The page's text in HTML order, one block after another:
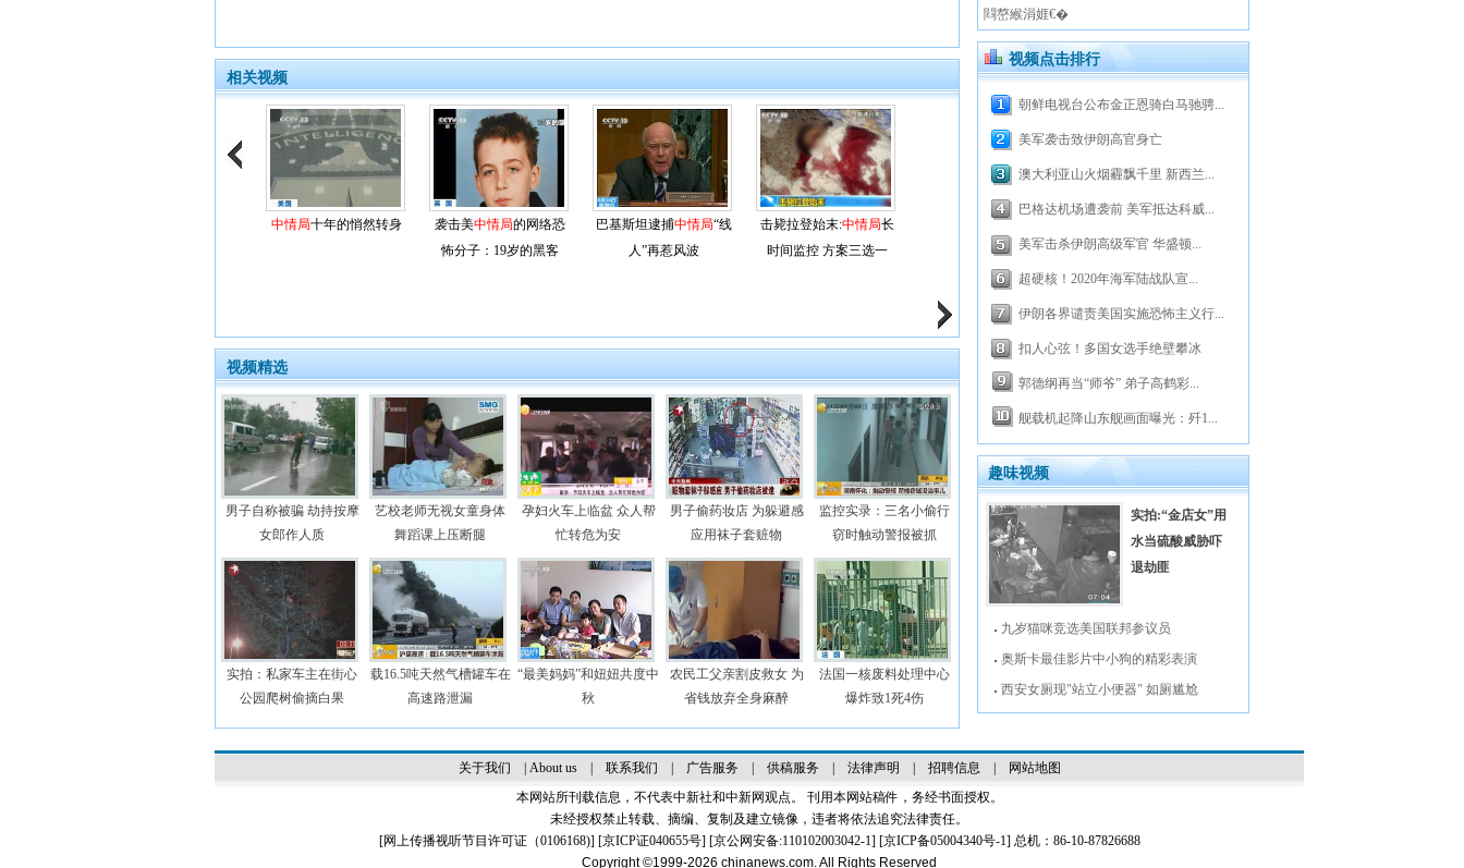
相关视频
中情局十年的悄然转身 袭击美中情局的网络恐
怖分子：19岁的黑客
巴基斯坦逮捕中情局“线
人”再惹风波
击毙拉登始末:中情局长
时间监控 方案三选一
视频精选
男子自称被骗 劫持按摩
女郎作人质
艺校老师无视女童身体
舞蹈课上压断腿
孕妇火车上临盆 众人帮
忙转危为安
男子偷药妆店 为躲避感
应用袜子套赃物
监控实录：三名小偷行
窃时触动警报被抓
实拍：私家车主在街心
公园爬树偷摘白果
载16.5吨天然气槽罐车在
高速路泄漏
“最美妈妈”和妞妞共度中
秋
农民工父亲割皮救女 为
省钱放弃全身麻醉
法国一核废料处理中心
爆炸致1死4伤
閰嶅緱涓娾€�
视频点击排行
朝鲜电视台公布金正恩骑白马驰骋...
美军袭击致伊朗高官身亡
澳大利亚山火烟霾飘千里 新西兰...
巴格达机场遭袭前 美军抵达科威...
美军击杀伊朗高级军官 华盛顿...
超硬核！2020年海军陆战队宣...
伊朗各界谴责美国实施恐怖主义行...
扣人心弦！多国女选手绝壁攀冰
郭德纲再当“师爷” 弟子高鹤彩...
舰载机起降山东舰画面曝光：歼1...
趣味视频
实拍:“金店女”用
水当硫酸威胁吓
退劫匪
九岁猫咪竞选美国联邦参议员
奥斯卡最佳影片中小狗的精彩表演
西安女厕现"站立小便器" 如厕尴尬
关于我们 About us| 联系我们 广告服务| 供稿服务| 法律声明 招聘信息
网站地图
本网站所刊载信息，不代表中新社和中新网观点。 刊用本网站稿件，务经书面授权。
未经授权禁止转载、摘编、复制及建立镜像，违者将依法追究法律责任。
[网上传播视听节目许可证（0106168)] [京ICP证040655号] [京公网安备:110102003042-1] [京ICP备05004340号-1] 总机：86-10-87826688
Copyright ©1999-2026 chinanews.com. All Rights Reserved